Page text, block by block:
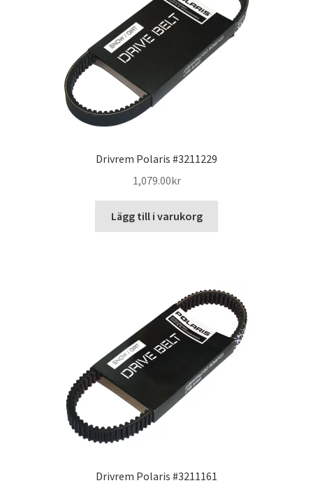
Drivrem Polaris #3211229
1,079.00kr
Lägg till i varukorg
Drivrem Polaris #3211161